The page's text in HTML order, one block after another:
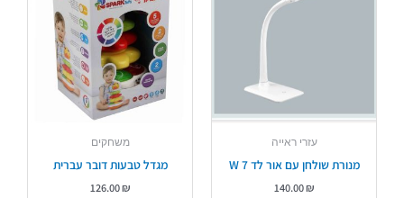
עזרי ראייה
מנורת שולחן עם אור לד 7 W
140.00₪
משחקים
מגדל טבעות דובר עברית
126.00₪